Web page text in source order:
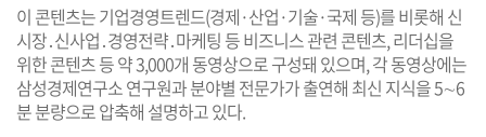
이 콘텐츠는 기업경영트렌드(경제·산업·기술·국제 등)를 비롯해 신
시장․신사업․경영전략․마케팅 등 비즈니스 관련 콘텐츠, 리더십을
위한 콘텐츠 등 약 3,000개 동영상으로 구성돼 있으며, 각 동영상에는
삼성경제연구소 연구원과 분야별 전문가가 출연해 최신 지식을 5∼6
분 분량으로 압축해 설명하고 있다.